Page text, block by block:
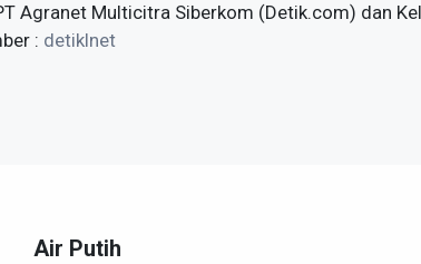
Agranet Multicitra Siberkom (Detik.com) dan
: detikInet
Air Putih